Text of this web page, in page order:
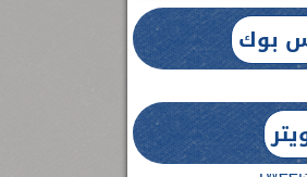
بوك